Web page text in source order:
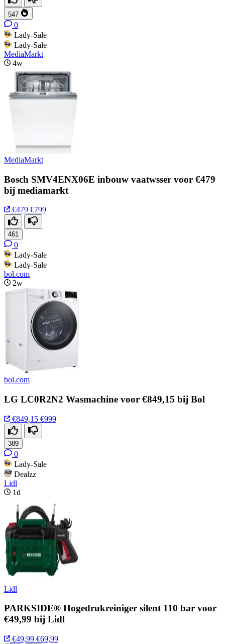
547
0
Lady-Sale
Lady-Sale
MediaMarkt
4w
MediaMarkt
Bosch SMV4ENX06E inbouw vaatwsser voor €479
bij mediamarkt
€479 €799
461
0
Lady-Sale
Lady-Sale
bol.com
2w
bol.com
LG LC0R2N2 Wasmachine voor €849,15 bij Bol
€849,15 €999
389
0
Lady-Sale
Dealzz
Lidl
1d
Lidl
PARKSIDE® Hogedrukreiniger silent 110 bar voor
€49,99 bij Lidl
€49,99 €69,99